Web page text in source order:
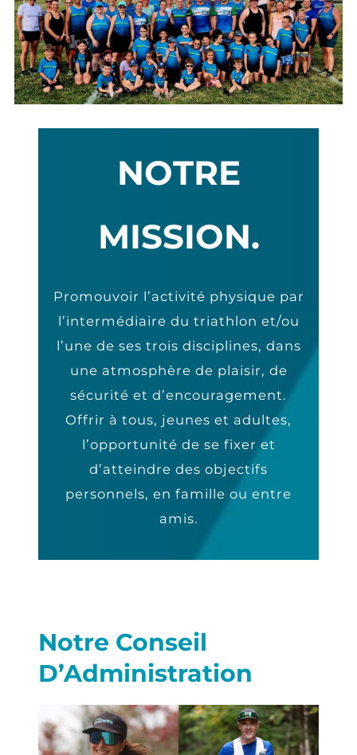
NOTRE
MISSION.
Promouvoir l’activité physique par
l’intermédiaire du triathlon et/ou
l’une de ses trois disciplines, dans
une atmosphère de plaisir, de
sécurité et d’encouragement.
Offrir à tous, jeunes et adultes,
l’opportunité de se fixer et
d’atteindre des objectifs
personnels, en famille ou entre
amis.
Notre Conseil
D’Administration